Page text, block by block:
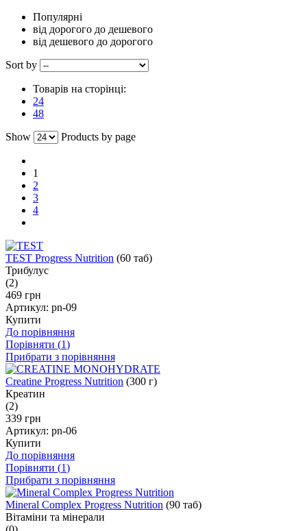
Популярні
від дорогого до дешевого
від дешевого до дорогого
Sort by
Товарів на сторінці:
24
48
Show
Products by page
1
2
3
4
TEST Progress Nutrition (60 таб)
Трибулус
(2)
469 грн
Артикул: pn-09
Купити
До порівняння
Порівняти (1)
Прибрати з порівняння
Creatine Progress Nutrition (300 г)
Креатин
(2)
339 грн
Артикул: pn-06
Купити
До порівняння
Порівняти (1)
Прибрати з порівняння
Mineral Complex Progress Nutrition (90 таб)
Вітаміни та мінерали